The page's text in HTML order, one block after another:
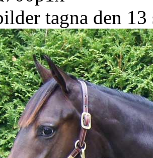
tagna den 13